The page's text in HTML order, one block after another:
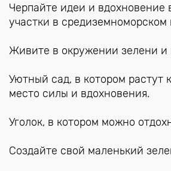
Черпайте идеи и
участки в
Живите в окружении зелени и
Уютный сад, в котором растут
место силы и вдохновения.
Уголок, в котором можно
Создайте свой маленький